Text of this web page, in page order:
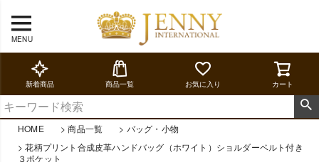
MENU
新着商品 商品一覧 お気に入り カート
HOME 商品一覧
バッグ・小物
花柄プリント合成皮革ハンドバッグ（ホワイト）ショルダーベルト付き
３ポケット